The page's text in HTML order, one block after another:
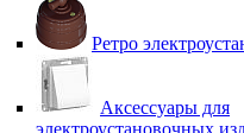
Ретро
Аксессуары для
электроустановочных